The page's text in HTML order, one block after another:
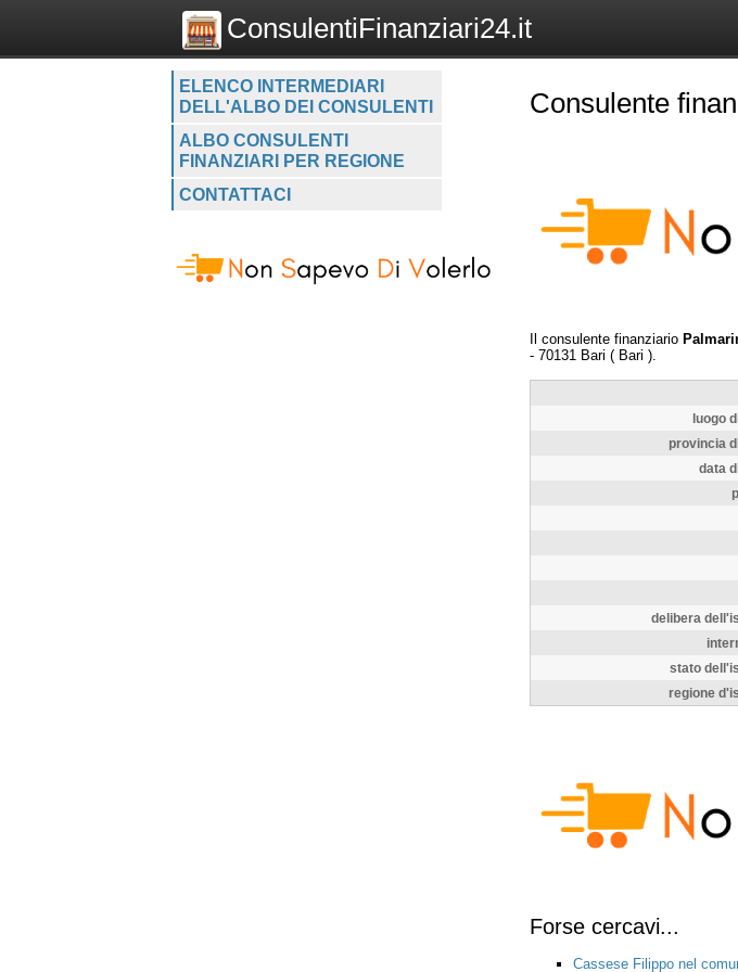
ConsulentiFinanziari24.it
ELENCO INTERMEDIARI
DELL'ALBO DEI CONSULENTI
ALBO CONSULENTI
FINANZIARI PER REGIONE
CONTATTACI
Consulente
Il consulente finanziario
- 70131 Bari ( Bari ).
luogo
provincia
data
delibera
stato
regione
Forse cercavi...
Cassese Filippo nel